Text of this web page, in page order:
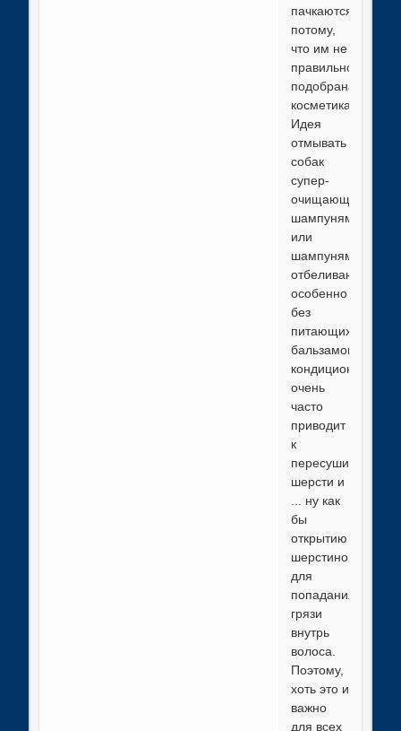
пачкаются
потому,
что им не
правильно
подобрана
косметика.
Идея
отмывать
собак
супер-
очищающими
шампунями,
или
шампунями
отбеливающими,
особенно
без
питающих
бальзамов-
кондиционеров,
очень
часто
приводит
к
пересушиванию
шерсти и
... ну как
бы
открытию
шерстинок
для
попадания
грязи
внутрь
волоса.
Поэтому,
хоть это и
важно
для всех